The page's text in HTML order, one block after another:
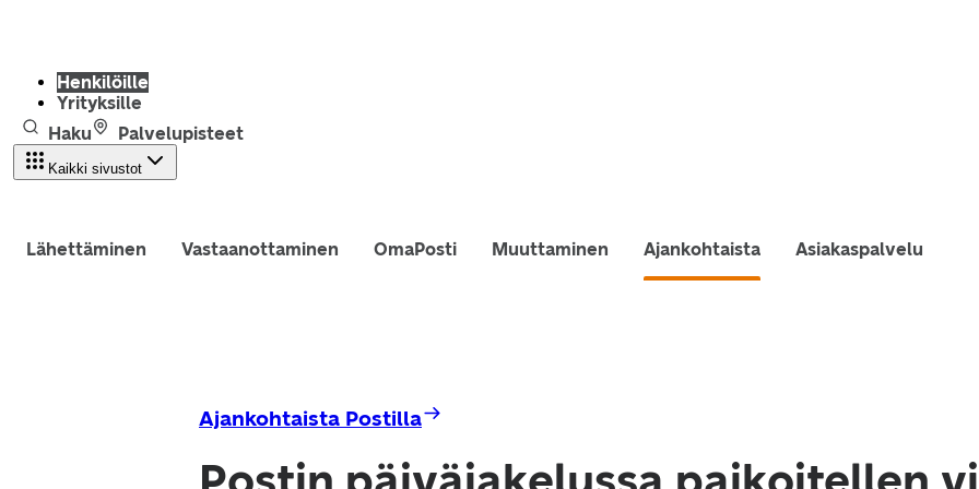
Henkilöille
Yrityksille
Haku
Palvelupisteet
Kaikki sivustot
Lähettäminen Vastaanottaminen OmaPosti Muuttaminen Ajankohtaista Asiakaspalvelu
Ajankohtaista Postilla